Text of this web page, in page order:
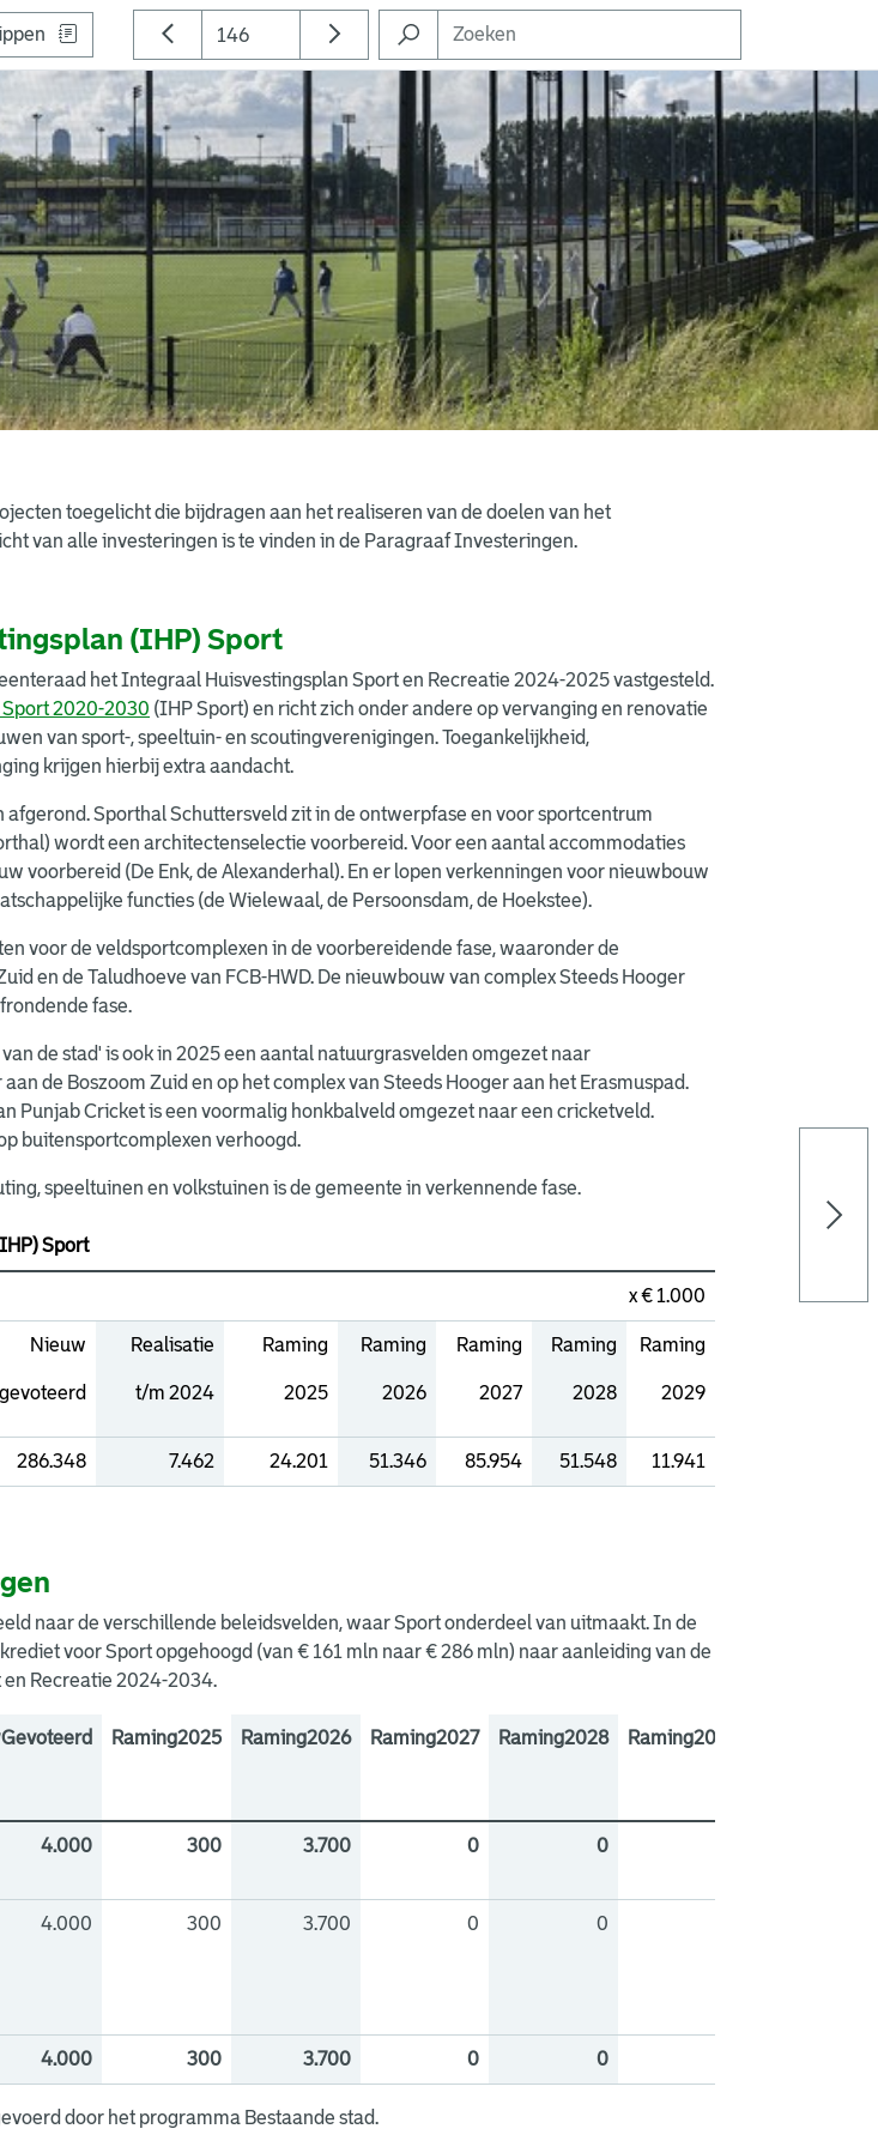
toegelicht die bijdragen aan het realiseren van de doelen van het
van alle investeringen is te vinden in de Paragraaf Investeringen.
(IHP) Sport
het Integraal Huisvestingsplan Sport en Recreatie 2024-2025 vastgesteld.
2020-2030 (IHP Sport) en richt zich onder andere op vervanging en renovatie
van sport-, speeltuin- en scoutingverenigingen. Toegankelijkheid,
krijgen hierbij extra aandacht.
afgerond. Sporthal Schuttersveld zit in de ontwerpfase en voor sportcentrum
wordt een architectenselectie voorbereid. Voor een aantal accommodaties
voorbereid (De Enk, de Alexanderhal). En er lopen verkenningen voor nieuwbouw
functies (de Wielewaal, de Persoonsdam, de Hoekstee).
voor de veldsportcomplexen in de voorbereidende fase, waaronder de
en de Taludhoeve van FCB-HWD. De nieuwbouw van complex Steeds Hooger
fase.
de stad' is ook in 2025 een aantal natuurgrasvelden omgezet naar
de Boszoom Zuid en op het complex van Steeds Hooger aan het Erasmuspad.
Punjab Cricket is een voormalig honkbalveld omgezet naar een cricketveld.
buitensportcomplexen verhoogd.
speeltuinen en volkstuinen is de gemeente in verkennende fase.
(IHP) Sport
x € 1.000
Nieuw
gevoteerd
Realisatie
t/m 2024
Raming
2025
Raming
2026
Raming
2027
Raming
2028
Raming
2029
286.348 7.462 24.201 51.346 85.954 51.548 11.941
naar de verschillende beleidsvelden, waar Sport onderdeel van uitmaakt. In de
voor Sport opgehoogd (van € 161 mln naar € 286 mln) naar aanleiding van de
Recreatie 2024-2034.
Raming2025 Raming2026 Raming2027 Raming2028 Raming2029
4.000 300 3.700 0 0
4.000 300 3.700 0 0
4.000 300 3.700 0 0
door het programma Bestaande stad.